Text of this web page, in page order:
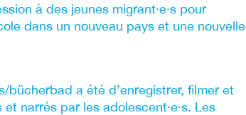
à des jeunes migrant·e·s pour
dans un nouveau pays et une nouvelle
a été d’enregistrer, filmer et
narrés par les adolescent·e·s. Les